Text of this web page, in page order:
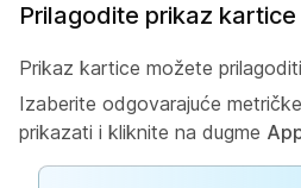
Prilagodite prikaz kartice
Prikaz kartice možete
Izaberite odgovarajuće
prikazati i kliknite na dugme